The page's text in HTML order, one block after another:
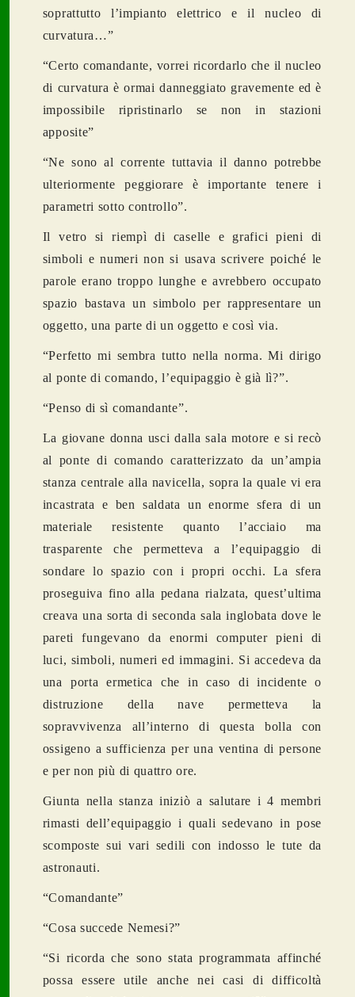
soprattutto l’impianto elettrico e il nucleo di
curvatura…”
“Certo comandante, vorrei ricordarlo che il nucleo
di curvatura è ormai danneggiato gravemente ed è
impossibile ripristinarlo se non in stazioni
apposite”
“Ne sono al corrente tuttavia il danno potrebbe
ulteriormente peggiorare è importante tenere i
parametri sotto controllo”.
Il vetro si riempì di caselle e grafici pieni di
simboli e numeri non si usava scrivere poiché le
parole erano troppo lunghe e avrebbero occupato
spazio bastava un simbolo per rappresentare un
oggetto, una parte di un oggetto e così via.
“Perfetto mi sembra tutto nella norma. Mi dirigo
al ponte di comando, l’equipaggio è già lì?”.
“Penso di sì comandante”.
La giovane donna usci dalla sala motore e si recò
al ponte di comando caratterizzato da un’ampia
stanza centrale alla navicella, sopra la quale vi era
incastrata e ben saldata un enorme sfera di un
materiale resistente quanto l’acciaio ma
trasparente che permetteva a l’equipaggio di
sondare lo spazio con i propri occhi. La sfera
proseguiva fino alla pedana rialzata, quest’ultima
creava una sorta di seconda sala inglobata dove le
pareti fungevano da enormi computer pieni di
luci, simboli, numeri ed immagini. Si accedeva da
una porta ermetica che in caso di incidente o
distruzione della nave permetteva la
sopravvivenza all’interno di questa bolla con
ossigeno a sufficienza per una ventina di persone
e per non più di quattro ore.
Giunta nella stanza iniziò a salutare i 4 membri
rimasti dell’equipaggio i quali sedevano in pose
scomposte sui vari sedili con indosso le tute da
astronauti.
“Comandante”
“Cosa succede Nemesi?”
“Si ricorda che sono stata programmata affinché
possa essere utile anche nei casi di difficoltà